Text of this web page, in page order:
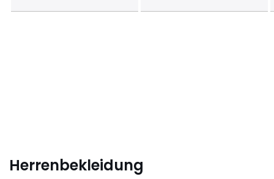
Herrenbekleidung